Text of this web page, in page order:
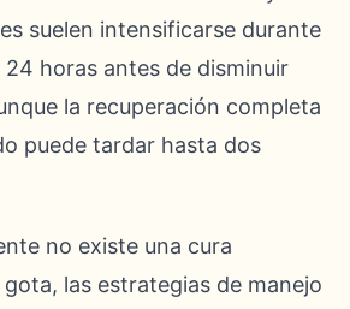
suelen intensificarse durante
24 horas antes de disminuir
la recuperación completa
puede tardar hasta dos
no existe una cura
las estrategias de manejo